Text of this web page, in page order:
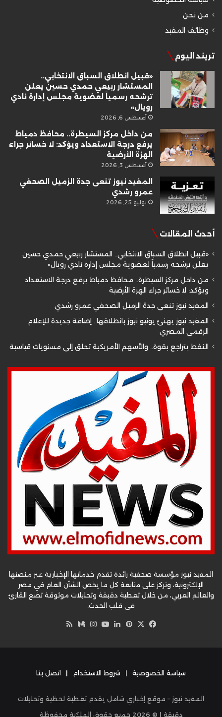
من نحن
وظائف المفيد
تريند اليوم
«قبيل انطلاق السباق الانتخابي..
المستشار ربيعي حمدي حسين يعلن
ترشحه رسمياً لعضوية مجلس إدارة نادي
رويال»
أغسطس 6, 2026
من داخل مركز السيطرة.. محافظ دمياط
يرفع درجة الاستعداد ويؤكد: لا خسائر جراء
الهزة الأرضية
أغسطس 3, 2026
المفيد نيوز تنعى جدة الزميل الصحفي
عمرو رشدي
يوليو 25, 2026
أحدث المقالات
«قبيل انطلاق السباق الانتخابي.. المستشار ربيعي حمدي حسين
يعلن ترشحه رسمياً لعضوية مجلس إدارة نادي رويال»
من داخل مركز السيطرة.. محافظ دمياط يرفع درجة الاستعداد
ويؤكد: لا خسائر جراء الهزة الأرضية
المفيد نيوز تنعى جدة الزميل الصحفي عمرو رشدي
المفيد نيوز يهنئ يونيو نيوز بانطلاقها.. إضافة جديدة للإعلام
الرقمي المصري
النفط يتراجع بقوة.. والأسهم الأمريكية تحلق إلى مستويات قياسية
المفيد نيوز مؤسسة صحفية رائدة تقدم خدماتها الإخبارية عبر منصتها
الإلكترونية، وتركز على متابعة كل ما يخص الشأن العام في مصر
والعالم العربي، من خلال تغطية دقيقة وتحليلات موثوقة تضع القارئ
في قلب الحدث.
فيسبوك
‫X بينتيريست
لينكدإن‫YouTube
انستقرام
وسط
سياسة الخصوصية | شروط الاستخدام | اتصل بنا
المفيد نيوز – موقع إخباري شامل يقدم تغطية لحظية وتحليلات
دقيقة | © 2026 جميع حقوق الملكية محفوظة